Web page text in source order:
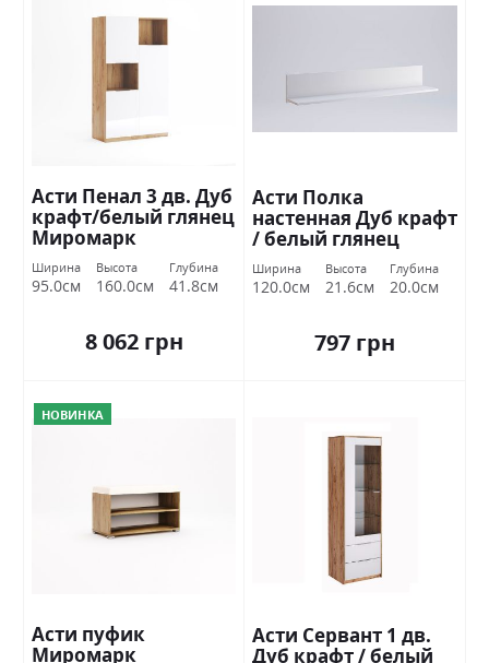
Асти Пенал 3 дв. Дуб
крафт/белый глянец
Миромарк
Ширина
95.0см
Высота
160.0см
Глубина
41.8см
8 062 грн
Асти Полка
настенная Дуб крафт
/ белый глянец
Миромарк
Ширина
120.0см
Высота
21.6см
Глубина
20.0см
797 грн
НОВИНКА
Асти пуфик
Миромарк
Асти Сервант 1 дв.
Дуб крафт / белый